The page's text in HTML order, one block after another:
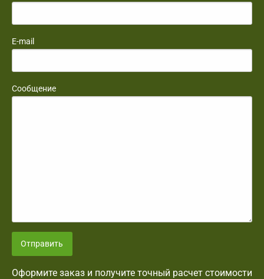
E-mail
Сообщение
Отправить
Оформите заказ и получите точный расчет стоимости